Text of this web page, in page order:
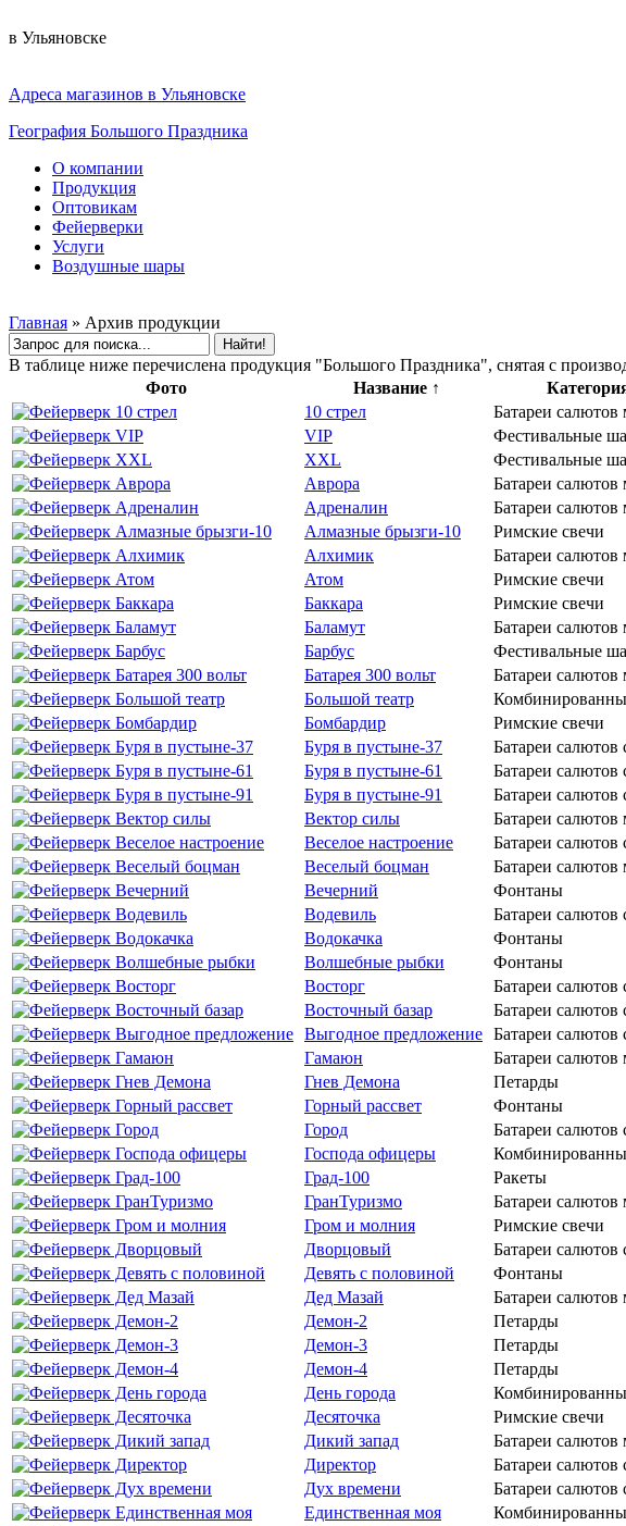
в Ульяновске
Адреса магазинов в Ульяновске
География Большого Праздника
О компании
Продукция
Оптовикам
Фейерверки
Услуги
Воздушные шары
Главная » Архив продукции
В таблице ниже перечислена продукция "Большого Праздника", снятая с
Фото
Название ↑
10 стрел
Батареи салютов
VIP
Фестивальные
XXL
Фестивальные
Аврора
Батареи салютов
Адреналин
Батареи салютов
Алмазные брызги-10
Римские свечи
Алхимик
Батареи салютов
Атом
Римские свечи
Баккара
Римские свечи
Баламут
Батареи салютов
Барбус
Фестивальные
Батарея 300 вольт
Батареи
Большой театр
Бомбардир
Римские свечи
Буря в пустыне-37
Батареи салютов
Буря в пустыне-61
Батареи салютов
Буря в пустыне-91
Батареи салютов
Вектор силы
Батареи
Веселое настроение
Батареи салютов
Веселый боцман
Батареи салютов
Вечерний
Фонтаны
Водевиль
Батареи салютов
Водокачка
Фонтаны
Волшебные рыбки
Фонтаны
Восторг
Батареи салютов
Восточный базар
Батареи салютов
Выгодное предложение Батареи салютов
Гамаюн
Батареи
Гнев Демона
Петарды
Горный рассвет
Фонтаны
Город
Батареи салютов
Господа офицеры
Град-100
Ракеты
ГранТуризмо
Батареи
Гром и молния
Римские свечи
Дворцовый
Батареи салютов
Девять с половиной
Фонтаны
Дед Мазай
Батареи салютов
Демон-2
Петарды
Демон-3
Петарды
Демон-4
Петарды
День города
Десяточка
Римские свечи
Дикий запад
Батареи
Директор
Батареи салютов
Дух времени
Батареи салютов
Единственная моя